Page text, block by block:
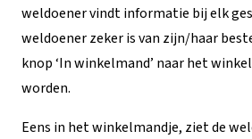
weldoener vindt informatie bij elk
weldoener zeker is van zijn/haar
knop ‘In winkelmand’ naar het
worden.
Eens in het winkelmandje, ziet de